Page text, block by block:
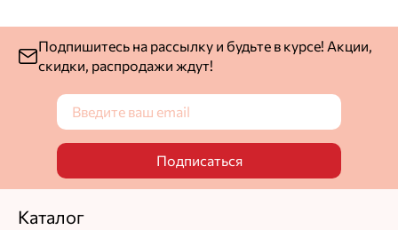
Подпишитесь на рассылку и будьте в курсе! Акции,
скидки, распродажи ждут!
Подписаться
Каталог